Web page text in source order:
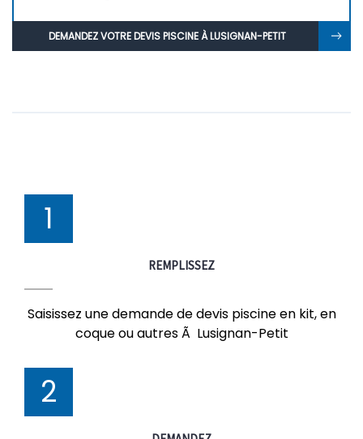
DEMANDEZ VOTRE DEVIS PISCINE À LUSIGNAN-PETIT
1
REMPLISSEZ
Saisissez une demande de devis piscine en kit, en
coque ou autres Ã Lusignan-Petit
2